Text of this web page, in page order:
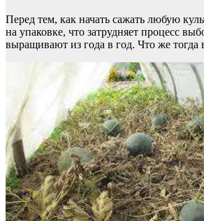
Перед тем, как начать сажать любую
на упаковке, что затрудняет процесс
выращивают из года в год. Что же тогда